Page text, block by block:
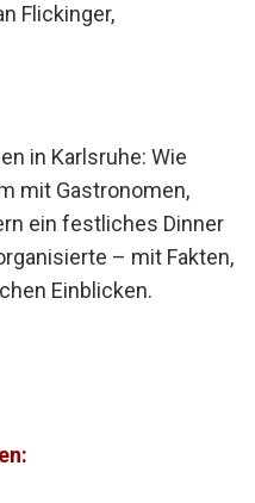
Flickinger,
in Karlsruhe: Wie
mit Gastronomen,
ein festliches Dinner
– mit Fakten,
Einblicken.